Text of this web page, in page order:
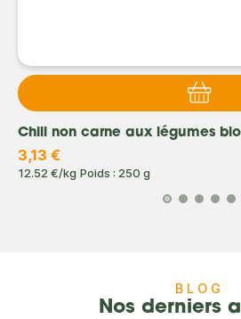
Chili non carne aux légumes bio
3,13 €
12.52 €/kg Poids : 250 g
BLOG
Nos derniers